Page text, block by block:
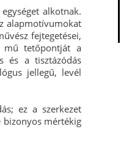
alkotnak.
alapmotívumokat
fejtegetései,
mű tetőpontját a
és a tisztázódás
jellegű, levél
ez a szerkezet
bizonyos mértékig